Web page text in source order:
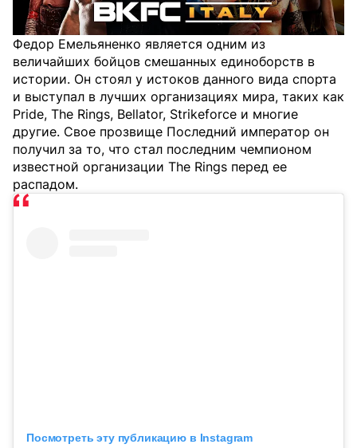
Федор Емельяненко является одним из
величайших бойцов смешанных единоборств в
истории. Он стоял у истоков данного вида спорта
и выступал в лучших организациях мира, таких как
Pride, The Rings, Bellator, Strikeforce и многие
другие. Свое прозвище Последний император он
получил за то, что стал последним чемпионом
известной организации The Rings перед ее
распадом.
Посмотреть эту публикацию в Instagram